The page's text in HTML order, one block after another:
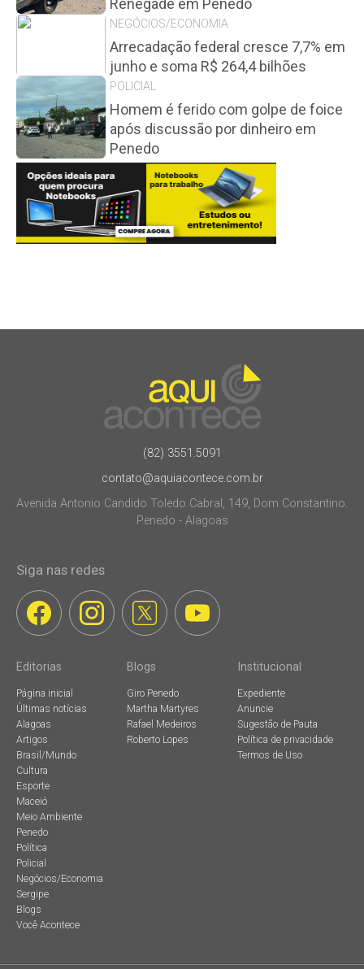
Renegade em Penedo
NEGÓCIOS/ECONOMIA
Arrecadação federal cresce 7,7% em
junho e soma R$ 264,4 bilhões
POLICIAL
Homem é ferido com golpe de foice
após discussão por dinheiro em
Penedo
(82) 3551.5091
contato@aquiacontece.com.br
Avenida Antonio Candido Toledo Cabral, 149, Dom Constantino.
Penedo - Alagoas
Siga nas redes
Editorias
Página inicial
Últimas notícias
Alagoas
Artigos
Brasil/Mundo
Cultura
Esporte
Maceió
Meio Ambiente
Penedo
Política
Policial
Negócios/Economia
Sergipe
Blogs
Você Acontece
Blogs
Giro Penedo
Martha Martyres
Rafael Medeiros
Roberto Lopes
Institucional
Expediente
Anuncie
Sugestão de Pauta
Política de privacidade
Termos de Uso